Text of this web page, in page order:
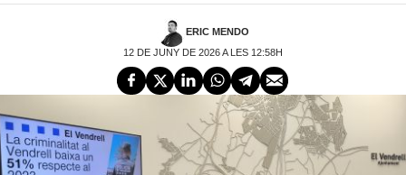
ERIC MENDO
12 DE JUNY DE 2026 A LES 12:58H